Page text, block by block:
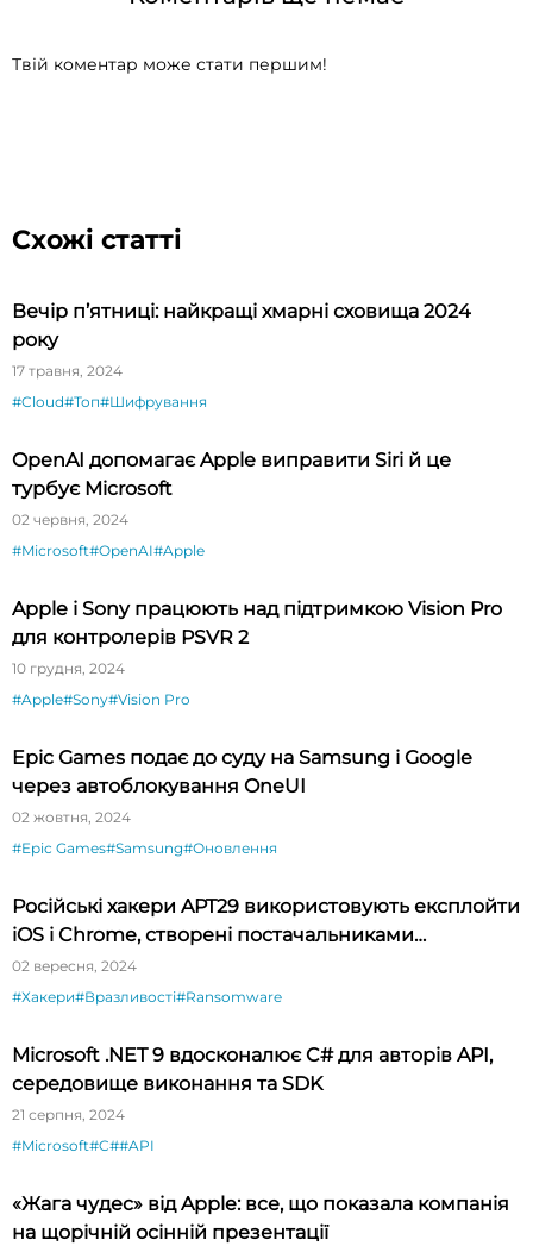
Твій коментар може стати першим!
Схожі статті
Вечір п’ятниці: найкращі хмарні сховища 2024
року
17 травня, 2024
#Cloud#Топ#Шифрування
OpenAI допомагає Apple виправити Siri й це
турбує Microsoft
02 червня, 2024
#Microsoft#OpenAI#Apple
Apple і Sony працюють над підтримкою Vision Pro
для контролерів PSVR 2
10 грудня, 2024
#Apple#Sony#Vision Pro
Epic Games подає до суду на Samsung і Google
через автоблокування OneUI
02 жовтня, 2024
#Epic Games#Samsung#Оновлення
Російські хакери APT29 використовують експлойти
iOS і Chrome, створені постачальниками
шпигунського ПЗ
02 вересня, 2024
#Хакери#Вразливості#Ransomware
Microsoft .NET 9 вдосконалює C# для авторів API,
середовище виконання та SDK
21 серпня, 2024
#Microsoft#C##API
«Жага чудес» від Apple: все, що показала компанія
на щорічній осінній презентації